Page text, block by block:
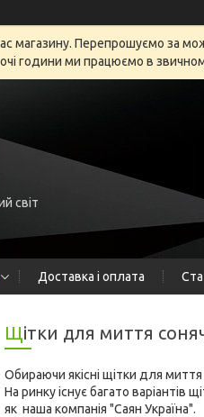
магазину. Перепрошуємо за
години ми працюємо в
світ
Доставка і оплата
Щітки для миття
Обираючи якісні щітки для
На ринку існує багато
як наша компанія "Саян Україна".